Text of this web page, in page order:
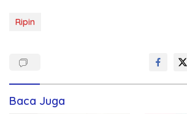
Ripin
Baca Juga